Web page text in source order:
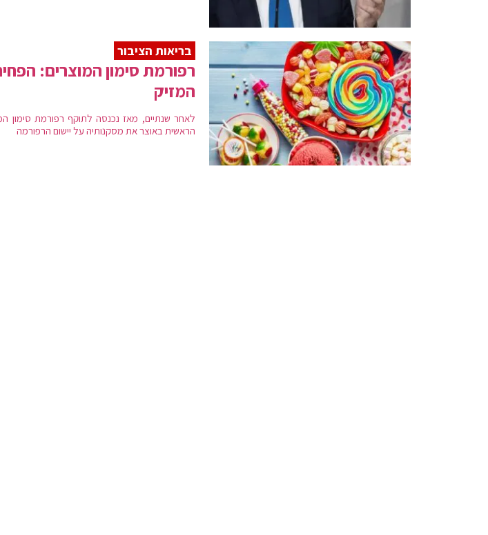
בריאות הציבור
רפורמת סימון המוצרים:
המזיק
לאחר שנתיים, מאז נכנסה לתוקף רפורמת סימון
הראשית באוצר את מסקנותיה על יישום הרפורמה